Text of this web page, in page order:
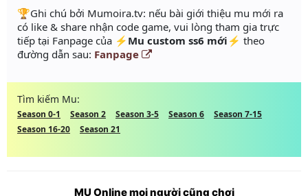
️🏆Ghi chú bởi Mumoira.tv: nếu bài giới thiệu mu mới ra
có like & share nhận code game, vui lòng tham gia trực
tiếp tại Fanpage của ⚡Mu custom ss6 mới⚡ theo
đường dẫn sau: Fanpage
Tìm kiếm Mu:
Season 0-1 Season 2 Season 3-5 Season 6
Season 7-15
Season 16-20
Season 21
MU Online mọi người cũng chơi